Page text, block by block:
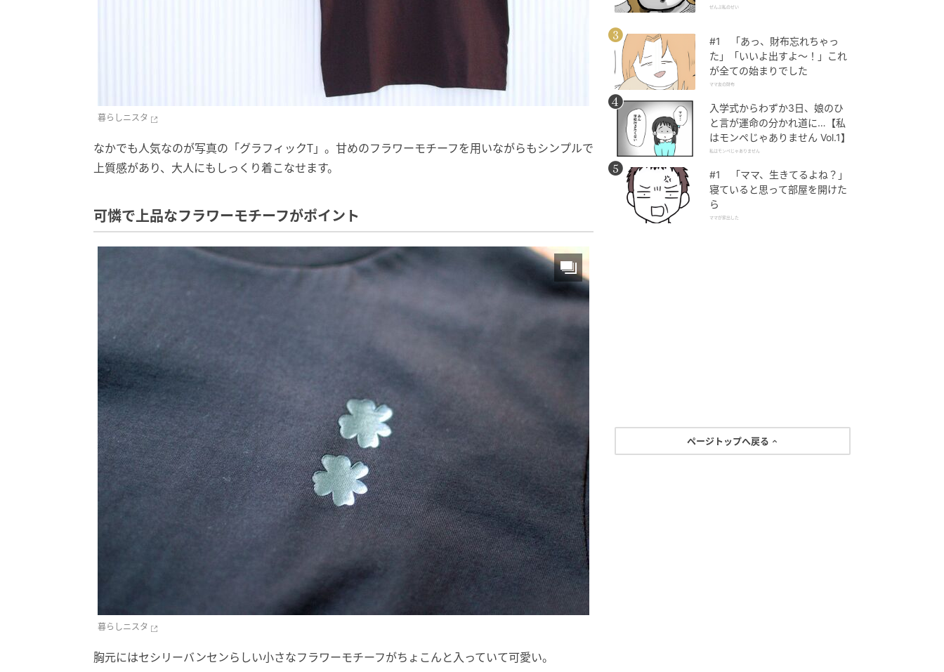
暮らしニスタ
なかでも人気なのが写真の「グラフィックT」。甘めのフラワーモチーフを用いながらもシンプルで
上質感があり、大人にもしっくり着こなせます。
可憐で上品なフラワーモチーフがポイント
暮らしニスタ
胸元にはセシリーバンセンらしい小さなフラワーモチーフがちょこんと入っていて可愛い。
ぜんぶ私のせい
#1 「あっ、財布忘れちゃっ
た」「いいよ出すよ〜！」これ
が全ての始まりでした
ママ友の財布
入学式からわずか3日、娘のひ
と言が運命の分かれ道に…【私
はモンペじゃありません Vol.1】
私はモンペじゃありません
#1 「ママ、生きてるよね？」
寝ていると思って部屋を開けた
ら
ママが家出した
ページトップへ戻る